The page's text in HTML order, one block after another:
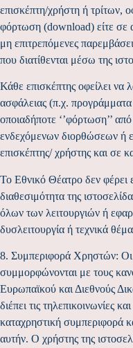
επισκέπτη/χρήστη ή τρίτων,
φόρτωση (download) είτε σε
μη επιτρεπόμενες
που διατίθενται μέσω της
Κάθε επισκέπτης οφείλει να
ασφάλειας (π.χ.
οποιαδήποτε ‘’φόρτωση’’
ενδεχόμενων διορθώσεων ή
επισκέπτης/ χρήστης και σε
Το Εθνικό Θέατρο δεν φέρει
διαθεσιμότητα της
όλων των λειτουργιών ή
δυσλειτουργία ή τεχνικά
8. Συμπεριφορά Χρηστών: Οι
συμμορφώνονται με τους
Ευρωπαϊκού και Διεθνούς
διέπει τις τηλεπικοινωνίες
καταχρηστική συμπεριφορά
αυτήν. Ο χρήστης της